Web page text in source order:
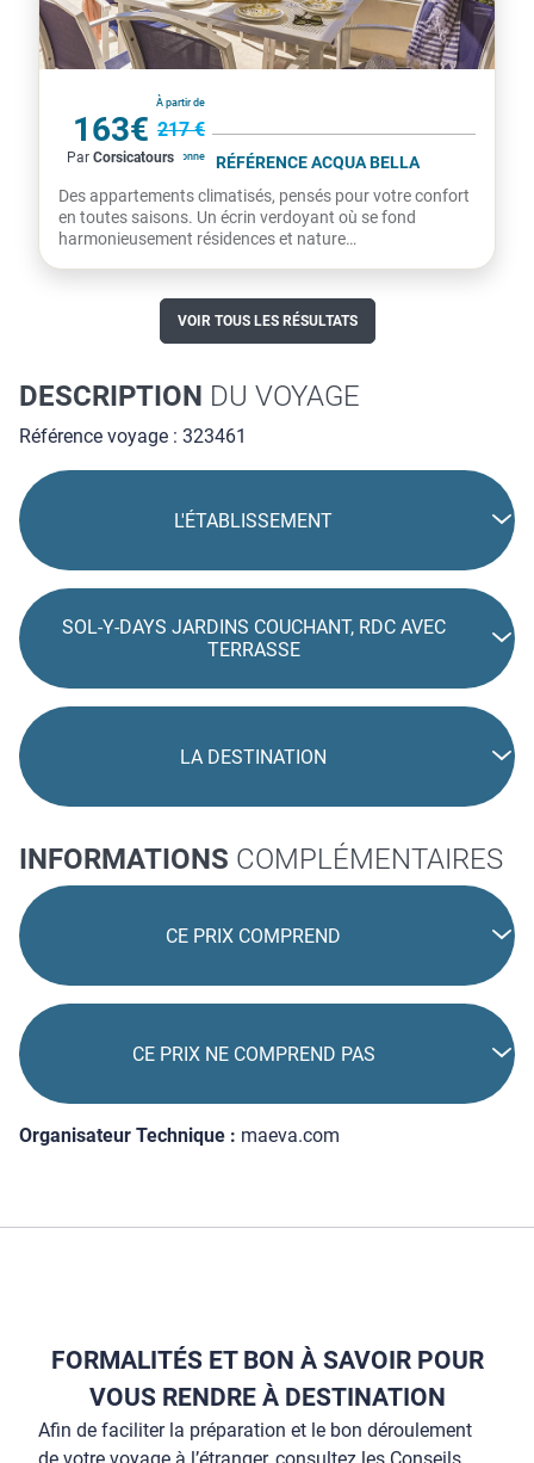
À partir de
163€ 217 €
par personne
Par Corsicatours
RÉSIDENCE ODALYS RÉFÉRENCE ACQUA BELLA
Des appartements climatisés, pensés pour votre confort
en toutes saisons. Un écrin verdoyant où se fond
harmonieusement résidences et nature
VOIR TOUS LES RÉSULTATS
DESCRIPTION DU VOYAGE
Référence voyage : 323461
L'ÉTABLISSEMENT
SOL-Y-DAYS JARDINS COUCHANT, RDC AVEC
TERRASSE
LA DESTINATION
INFORMATIONS COMPLÉMENTAIRES
CE PRIX COMPREND
CE PRIX NE COMPREND PAS
Organisateur Technique : maeva.com
FORMALITÉS ET BON À SAVOIR POUR
VOUS RENDRE À DESTINATION
Afin de faciliter la préparation et le bon déroulement